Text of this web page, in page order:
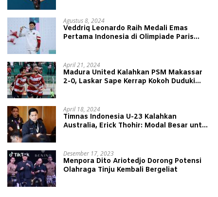
Agustus 8, 2024
Veddriq Leonardo Raih Medali Emas
Pertama Indonesia di Olimpiade Paris
April 21, 2024
Madura United Kalahkan PSM Makassar
2-0, Laskar Sape Kerrap Kokoh Duduki
April 18, 2024
Timnas Indonesia U-23 Kalahkan
Australia, Erick Thohir: Modal Besar untuk
Desember 17, 2023
Menpora Dito Ariotedjo Dorong Potensi
Olahraga Tinju Kembali Bergeliat